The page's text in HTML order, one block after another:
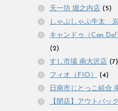
天一坊 堀之内店 (5)
しゃぶしゃぶ牛太
キャンドゥ（Can
(2)
すし市場 南大沢店 (7)
フィオ（FIO）
(4)
日南市じとっこ組合
【閉店】アウトバッ